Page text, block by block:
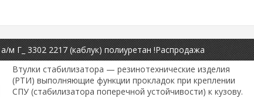
м Г_ 3302 2217 (каблук) полиуретан !Распродажа
Втулки стабилизатора — резинотехнические изделия
(РТИ) выполняющие функции прокладок при креплении
СПУ (стабилизатора поперечной устойчивости) к кузову.